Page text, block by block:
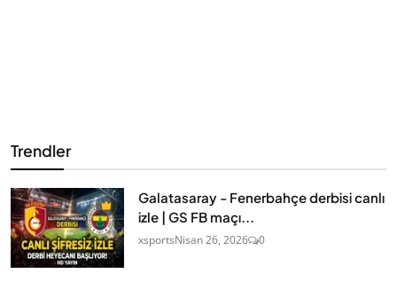
Trendler
Galatasaray - Fenerbahçe derbisi canlı
izle | GS FB maçı...
xsportsNisan 26, 2026 0